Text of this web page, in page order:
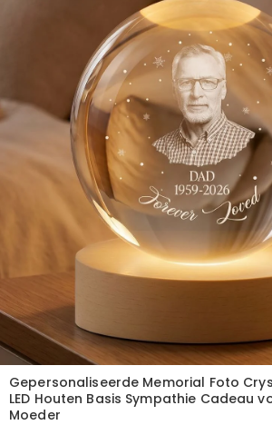
Gepersonaliseerde Memorial Foto
LED Houten Basis Sympathie Cadeau
Moeder